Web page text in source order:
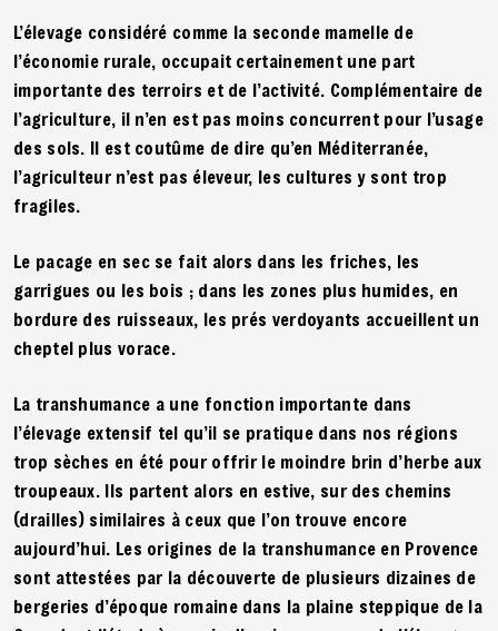
L’élevage considéré comme la seconde mamelle de
l’économie rurale, occupait certainement une part
importante des terroirs et de l’activité. Complémentaire de
l’agriculture, il n’en est pas moins concurrent pour l’usage
des sols. Il est coutûme de dire qu’en Méditerranée,
l’agriculteur n’est pas éleveur, les cultures y sont trop
fragiles.
Le pacage en sec se fait alors dans les friches, les
garrigues ou les bois ; dans les zones plus humides, en
bordure des ruisseaux, les prés verdoyants accueillent un
cheptel plus vorace.
La transhumance a une fonction importante dans
l’élevage extensif tel qu’il se pratique dans nos régions
trop sèches en été pour offrir le moindre brin d’herbe aux
troupeaux. Ils partent alors en estive, sur des chemins
(drailles) similaires à ceux que l’on trouve encore
aujourd’hui. Les origines de la transhumance en Provence
sont attestées par la découverte de plusieurs dizaines de
bergeries d’époque romaine dans la plaine steppique de la